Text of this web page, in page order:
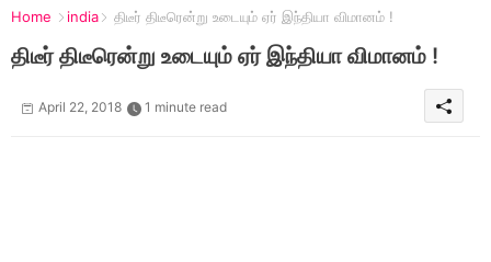
Home india திடீர் திடீரென்று உடையும் ஏர் இந்தியா விமானம் !
திடீர் திடீரென்று உடையும் ஏர் இந்தியா விமானம் !
April 22, 2018 1 minute read